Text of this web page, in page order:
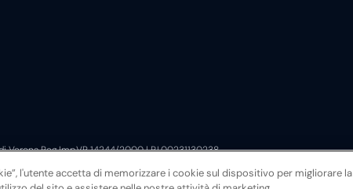
Reg.Imp.VR 14244/2000 | P.I.00231130238
l'utente accetta di memorizzare i cookie sul dispositivo per migliorare la